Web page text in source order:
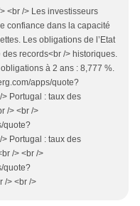
<br /> Les investisseurs
confiance dans la capacité
Les obligations de l’Etat
records<br /> historiques.
à 2 ans : 8,777 %.
apps/quote?
Portugal : taux des
/> <br />
quote?
Portugal : taux des
/> <br />
quote?
/> <br />